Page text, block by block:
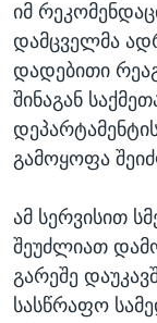
იმ
დამცველმა
დადებითი
შინაგან
გამოყოფა
ამ სერვისით
შეუძლიათ
გარეშე
სასწრაფო